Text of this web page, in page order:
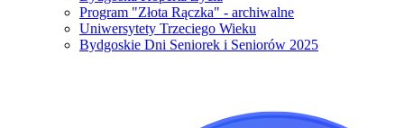
Program "Złota Rączka" - archiwalne
Uniwersytety Trzeciego Wieku
Bydgoskie Dni Seniorek i Seniorów 2025